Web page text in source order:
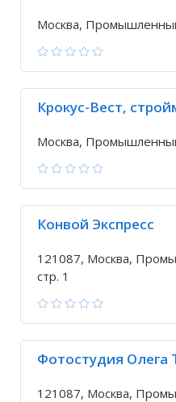
Москва,
Крокус-Вест,
Москва,
Конвой Экспресс
121087, Москва,
стр. 1
Фотостудия Олега
121087, Москва,